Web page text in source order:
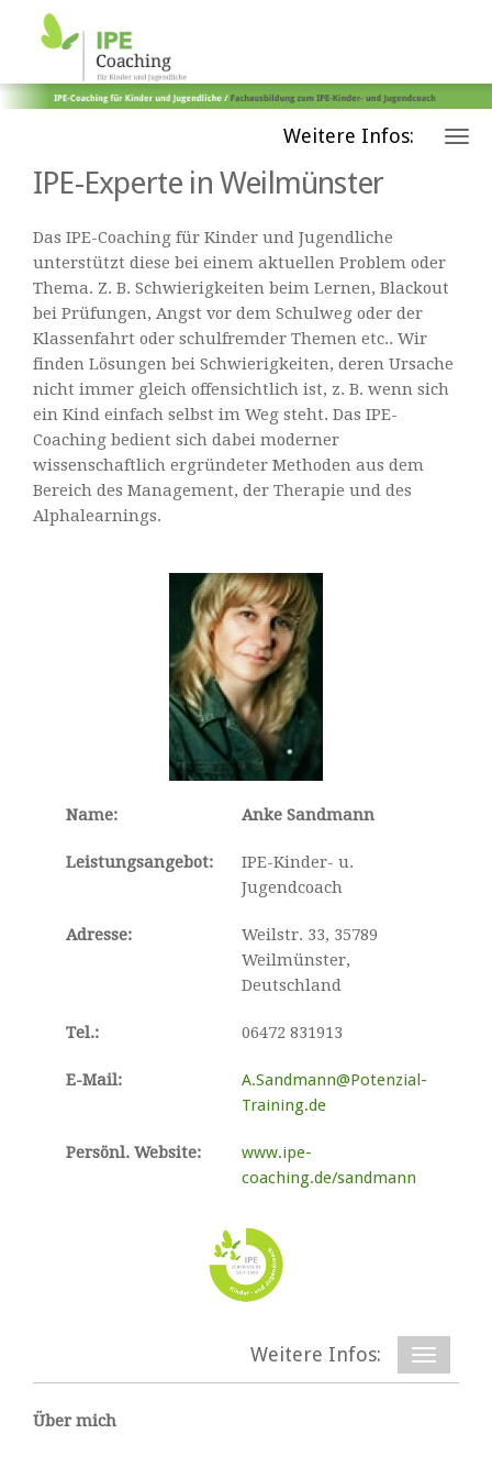
Weitere Infos:
IPE-Experte in Weilmünster
Das IPE-Coaching für Kinder und Jugendliche
unterstützt diese bei einem aktuellen Problem oder
Thema. Z. B. Schwierigkeiten beim Lernen, Blackout
bei Prüfungen, Angst vor dem Schulweg oder der
Klassenfahrt oder schulfremder Themen etc.. Wir
finden Lösungen bei Schwierigkeiten, deren Ursache
nicht immer gleich offensichtlich ist, z. B. wenn sich
ein Kind einfach selbst im Weg steht. Das IPE-
Coaching bedient sich dabei moderner
wissenschaftlich ergründeter Methoden aus dem
Bereich des Management, der Therapie und des
Alphalearnings.
Name: Anke Sandmann
Leistungsangebot:
IPE-Kinder- u.
Jugendcoach
Adresse:
Weilstr. 33, 35789
Weilmünster,
Deutschland
Tel.: 06472 831913
E-Mail:
A.Sandmann@Potenzial-
Training.de
Persönl. Website:
www.ipe-
coaching.de/sandmann
Weitere Infos:
Über mich